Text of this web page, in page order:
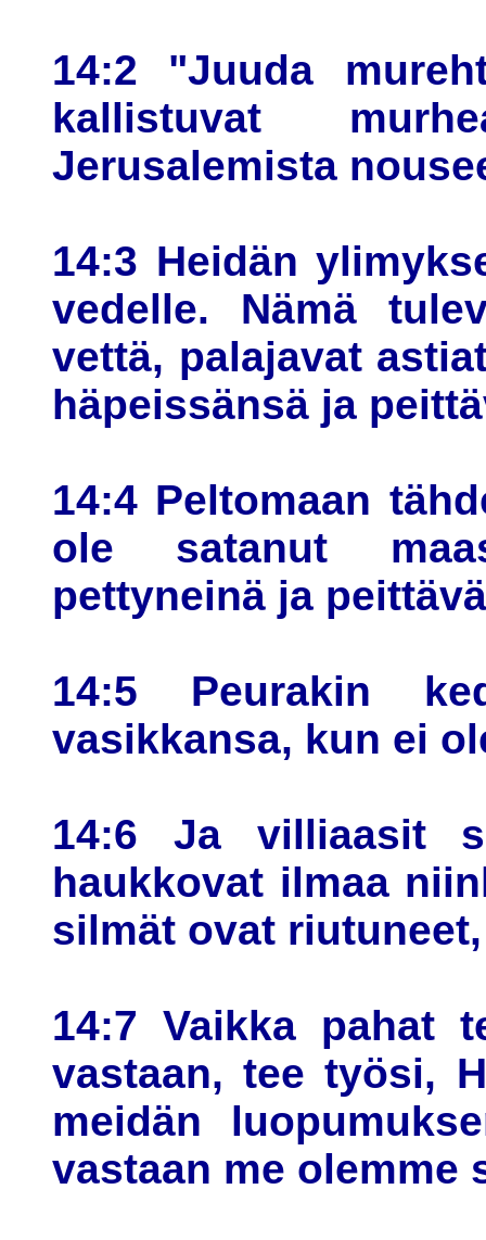
14:2 "Juuda
kallistuvat
Jerusalemista
14:3 Heidän
vedelle. Nämä
vettä, palajavat
häpeissänsä ja
14:4 Peltomaan
ole satanut
pettyneinä ja
14:5 Peurakin
vasikkansa, kun ei
14:6 Ja villiaasit
haukkovat ilmaa
silmät ovat
14:7 Vaikka pahat
vastaan, tee työsi,
meidän
vastaan me olemme